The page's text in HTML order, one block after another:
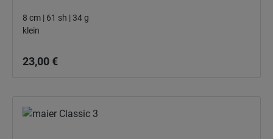
8 cm | 61 sh | 34 g
klein
23,00 €